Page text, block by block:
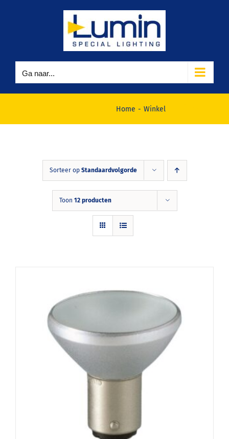
Ga naar...
Home Winkel
Sorteer op Standaardvolgorde
Toon 12 producten